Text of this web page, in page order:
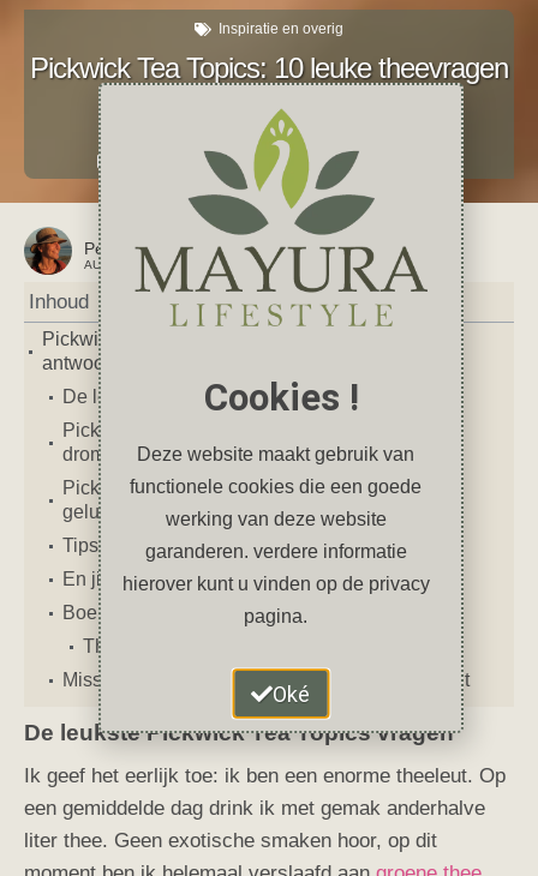
Inspiratie en overig
Pickwick Tea Topics: 10 leuke theevragen
april 6, 2026
persoonlijk , selfcare , Tag tea topics
Petra
AUTEUR VAN DIT ARTIKEL
Inhoud
Pickwick Tea Topics: 10 leuke theevragen & mijn
antwoorden
De leukste Pickwick Tea Topics vragen
Pickwick Tea Topics vragen (01 t/m 05): jeugd,
dromen & kleine geluksmomenten
Pickwick Tea Topics vragen (06 t/m 10): passie,
geluk en het leven
Tips voor echte theeliefhebbers
En jij?
Boekentip
Thee – De nuchtere neef van wijn
Misschien vind je deze artikelen ook interessant
De leukste Pickwick Tea Topics vragen
Ik geef het eerlijk toe: ik ben een enorme theeleut. Op
een gemiddelde dag drink ik met gemak anderhalve
liter thee. Geen exotische smaken hoor, op dit
Cookies !
Deze website maakt gebruik van
functionele cookies die een goede
werking van deze website
garanderen. verdere informatie
hierover kunt u vinden op de privacy
pagina.
Oké